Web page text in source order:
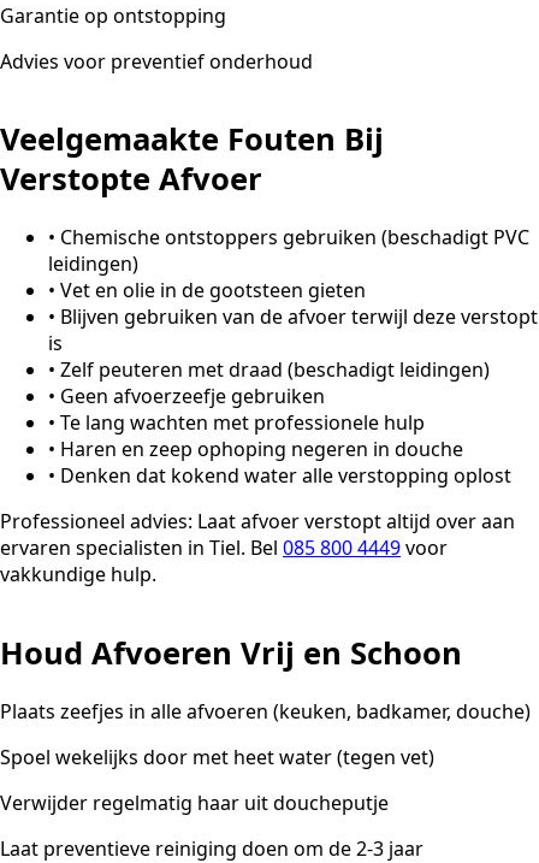
Garantie op ontstopping
Advies voor preventief onderhoud
Veelgemaakte Fouten Bij
Verstopte Afvoer
• Chemische ontstoppers gebruiken (beschadigt PVC
leidingen)
• Vet en olie in de gootsteen gieten
• Blijven gebruiken van de afvoer terwijl deze verstopt
is
• Zelf peuteren met draad (beschadigt leidingen)
• Geen afvoerzeefje gebruiken
• Te lang wachten met professionele hulp
• Haren en zeep ophoping negeren in douche
• Denken dat kokend water alle verstopping oplost
Professioneel advies: Laat afvoer verstopt altijd over aan
ervaren specialisten in Tiel. Bel 085 800 4449voor
vakkundige hulp.
Houd Afvoeren Vrij en Schoon
Plaats zeefjes in alle afvoeren (keuken, badkamer, douche)
Spoel wekelijks door met heet water (tegen vet)
Verwijder regelmatig haar uit doucheputje
Laat preventieve reiniging doen om de 2-3 jaar